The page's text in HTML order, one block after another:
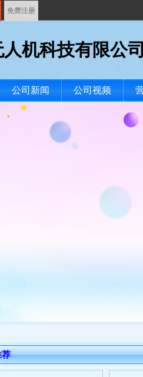
免费注册
机科技有限公司
公司新闻 公司视频
荐